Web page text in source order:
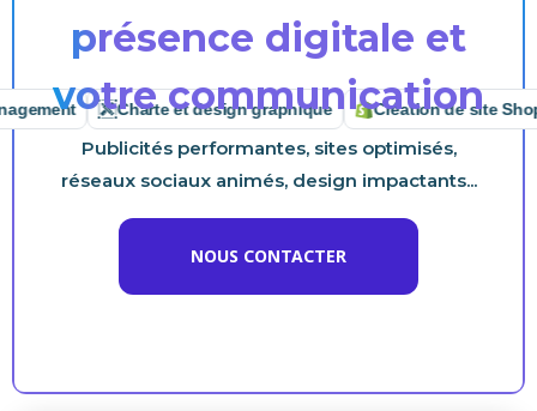
présence digitale et
votre communication
Publicités performantes, sites optimisés,
réseaux sociaux animés, design impactants...
NOUS CONTACTER
Charte et design graphique Création de site Shopify